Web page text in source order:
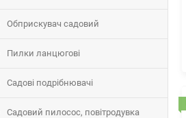
Обприскувач садовий
Пилки ланцюгові
Садові подрібнювачі
Садовий пилосос, повітродувка